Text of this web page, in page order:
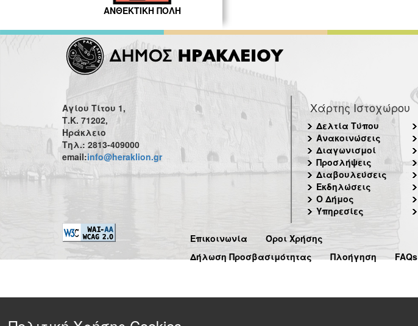
ΑΝΘΕΚΤΙΚΗ ΠΟΛΗ
Αγίου Τίτου 1,
Τ.Κ. 71202,
Ηράκλειο
Τηλ.: 2813-409000
email:info@heraklion.gr
Χάρτης Ιστοχώρου
Δελτία Τύπου
Ανακοινώσεις
Διαγωνισμοί
Προσλήψεις
Διαβουλεύσεις
Εκδηλώσεις
Ο Δήμος
Υπηρεσίες
Επικοινωνία
Όροι Χρήσης
Δήλωση Προσβασιμότητας
Πλοήγηση FAQs